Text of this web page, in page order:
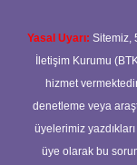
Yasal Uyarı: Sitemiz,
İletişim Kurumu
hizmet
denetleme veya
üyelerimiz
üye olarak bu